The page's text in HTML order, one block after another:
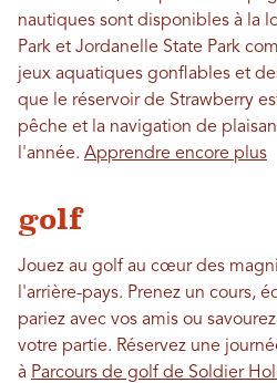
nautiques sont disponibles à la
Park et Jordanelle State Park
jeux aquatiques gonflables et
que le réservoir de Strawberry
pêche et la navigation de
l'année. Apprendre encore plus
golf
Jouez au golf au cœur des
l'arrière-pays. Prenez un cours,
pariez avec vos amis ou
votre partie. Réservez une
à Parcours de golf de Soldier